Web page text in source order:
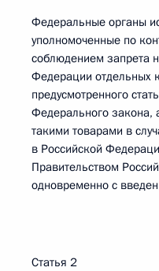
Федеральные органы
уполномоченные по
соблюдением запрета
Федерации отдельных
предусмотренного
Федерального
такими товарами в
в Российской
Правительством
одновременно с
Статья 2